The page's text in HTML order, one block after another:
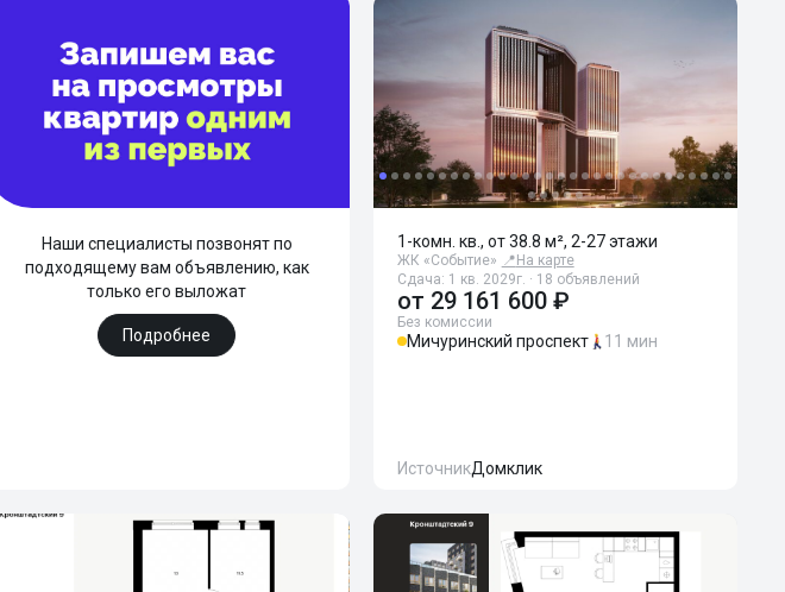
Наши специалисты позвонят по
подходящему вам объявлению, как
только его выложат
Подробнее
1-комн. кв., от 38.8 м², 2-27 этажи
ЖК «Событие» 📍 На карте
Сдача: 1 кв. 2029г. · 18 объявлений
от 29 161 600 ₽
Без комиссии
Мичуринский проспект 11 мин
ИсточникДомклик